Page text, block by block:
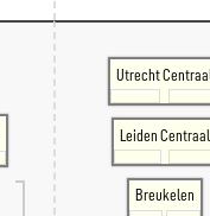
Utrecht
Leiden Centraal
Breukelen